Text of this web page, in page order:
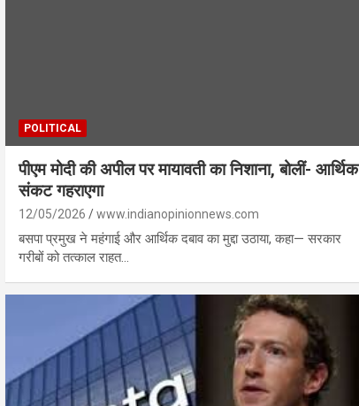
POLITICAL
पीएम मोदी की अपील पर मायावती का निशाना, बोलीं- आर्थिक
संकट गहराएगा
12/05/2026 www.indianopinionnews.com
बसपा प्रमुख ने महंगाई और आर्थिक दबाव का मुद्दा उठाया, कहा— सरकार
गरीबों को तत्काल राहत…